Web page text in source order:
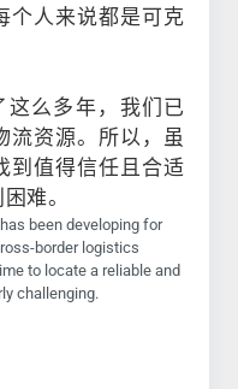
个人来说都是可克
么多年，我们已
流资源。所以，虽
到值得信任且合适
难。
been developing for
border logistics
to locate a reliable and
challenging.